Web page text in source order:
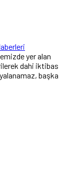
yer alan
dahi iktibas
başka